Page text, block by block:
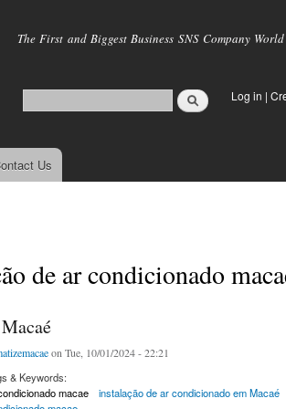
main
The First and Biggest Business SNS Company
Log in |
Us
de ar condicionado
on Tue, 10/01/2024 - 22:21
& Keywords:
macae
instalação de ar condicionado em Macaé